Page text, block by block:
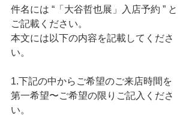
件名には “「大谷哲也展」入店予約 ” と
ご記載ください。
本文には以下の内容を記載してくださ
い。
1.下記の中からご希望のご来店時間を
第一希望〜ご希望の限りご記入くださ
い。